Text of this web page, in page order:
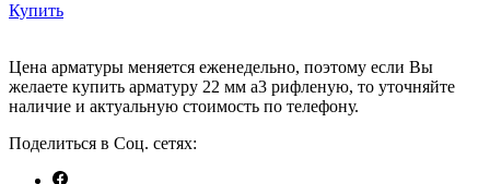
Купить
Цена арматуры меняется еженедельно, поэтому если Вы
желаете купить арматуру 22 мм а3 рифленую, то уточняйте
наличие и актуальную стоимость по телефону.
Поделиться в Соц. сетях: